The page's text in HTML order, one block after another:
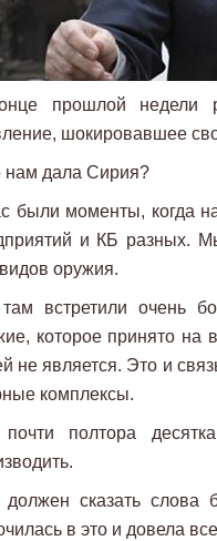
прошлой недели
шокировавшее
нам дала Сирия?
были моменты, когда
и КБ разных.
оружия.
встретили очень
которое принято на
не является. Это и
комплексы.
полтора
сказать слова
в это и довела